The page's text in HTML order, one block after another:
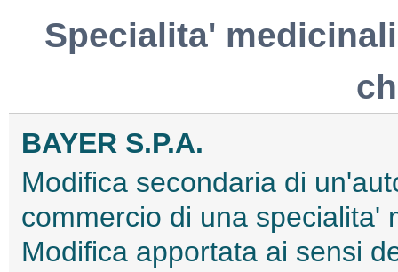
Specialita'
BAYER S.P.A.
Modifica secondaria di
commercio di una specialita'
Modifica apportata ai sensi